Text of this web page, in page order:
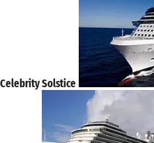
Celebrity Solstice